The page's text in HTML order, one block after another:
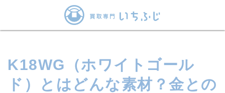
K18WG（ホワイトゴール
ド）とはどんな素材？金との